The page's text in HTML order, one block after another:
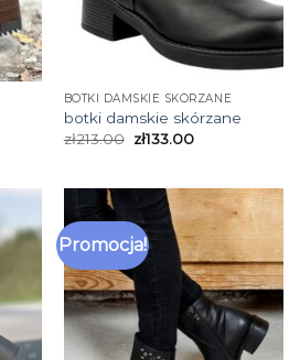
BOTKI DAMSKIE SKÓRZANE
botki damskie skórzane
zł213.00 zł133.00
Promocja!